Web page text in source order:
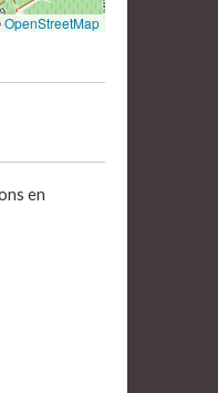
OpenStreetMap
en